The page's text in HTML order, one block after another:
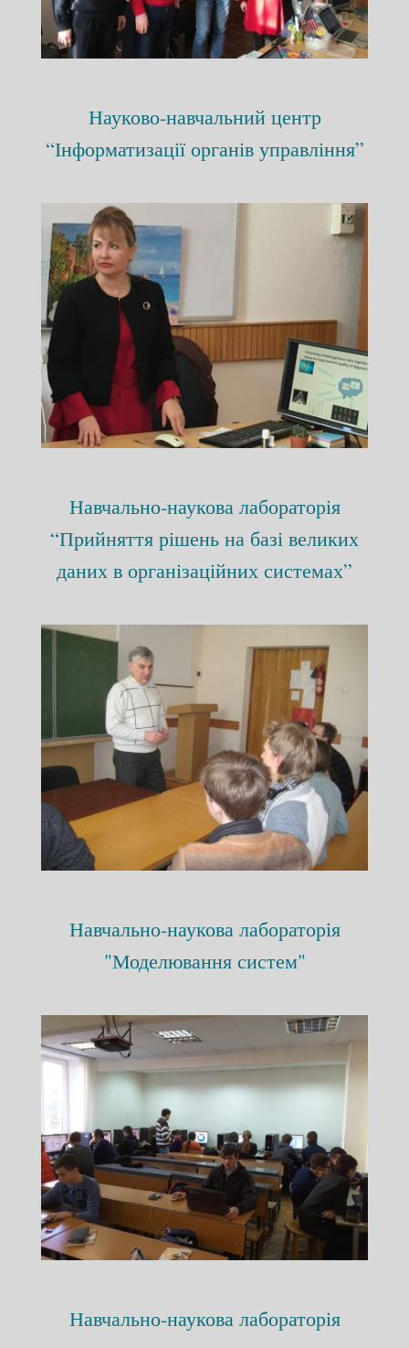
Науково-навчальний центр
“Інформатизації органів управління”
Навчально-наукова лабораторія
“Прийняття рішень на базі великих
даних в організаційних системах”
Навчально-наукова лабораторія
"Моделювання систем"
Навчально-наукова лабораторія